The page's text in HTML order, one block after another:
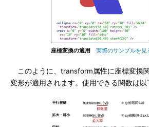
座標変換の適用 実際のサンプルを見
このように、transform属性に座標変換
変形が適用されます。使用できる関数は以